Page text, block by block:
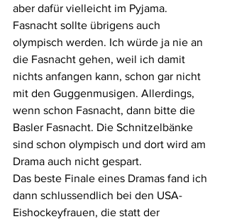
aber dafür vielleicht im Pyjama.
Fasnacht sollte übrigens auch
olympisch werden. Ich würde ja nie an
die Fasnacht gehen, weil ich damit
nichts anfangen kann, schon gar nicht
mit den Guggenmusigen. Allerdings,
wenn schon Fasnacht, dann bitte die
Basler Fasnacht. Die Schnitzelbänke
sind schon olympisch und dort wird am
Drama auch nicht gespart.
Das beste Finale eines Dramas fand ich
dann schlussendlich bei den USA-
Eishockeyfrauen, die statt der